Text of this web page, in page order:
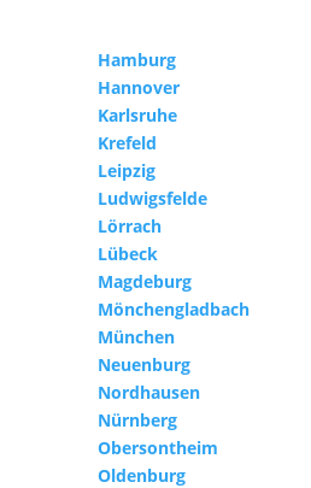
Hamburg
Hannover
Karlsruhe
Krefeld
Leipzig
Ludwigsfelde
Lörrach
Lübeck
Magdeburg
Mönchengladbach
München
Neuenburg
Nordhausen
Nürnberg
Obersontheim
Oldenburg